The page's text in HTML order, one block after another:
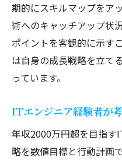
期的にスキルマップをア
術へのキャッチアップ状
ポイントを客観的に示す
は自身の成長戦略を立て
っています。
ITエンジニア経験者が
年収2000万円超を目指す
略を数値目標と行動計画